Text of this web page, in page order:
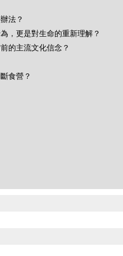
法？
，更是對生命的重新理解？
的主流文化信念？
食營？